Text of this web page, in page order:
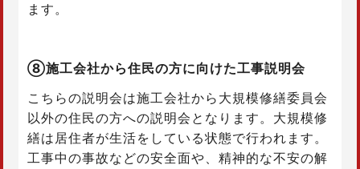
ます。
⑧施工会社から住民の方に向けた工事説明会
こちらの説明会は施工会社から大規模修繕委員会
以外の住民の方への説明会となります。大規模修
繕は居住者が生活をしている状態で行われます。
工事中の事故などの安全面や、精神的な不安の解